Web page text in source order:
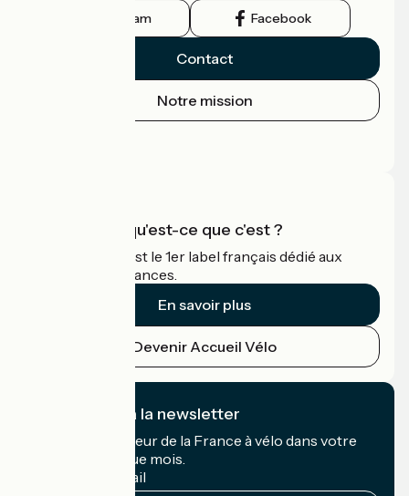
Instagram Facebook
Contact
Notre mission
Accueil Vélo qu'est-ce que c'est ?
Accueil Vélo c'est le 1er label français dédié aux
cyclistes en vacances.
En savoir plus
Devenir Accueil Vélo
Je m'abonne à la newsletter
Recevez le meilleur de la France à vélo dans votre
boîte mail chaque mois.
Mon adresse mail